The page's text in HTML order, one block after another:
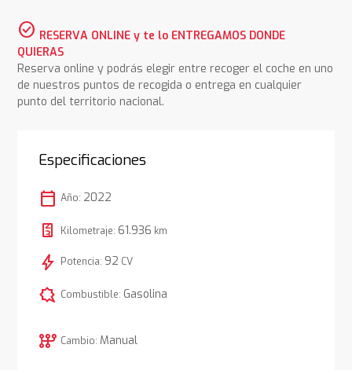
check_circle RESERVA ONLINE y te lo ENTREGAMOS DONDE
QUIERAS
Reserva online y podrás elegir entre recoger el coche en uno
de nuestros puntos de recogida o entrega en cualquier
punto del territorio nacional.
Especificaciones
calendar_today Año: 2022
Kilometraje: 61.936 km
bolt Potencia: 92 CV
comic_bubble Combustible: Gasolina
auto_transmission Cambio: Manual